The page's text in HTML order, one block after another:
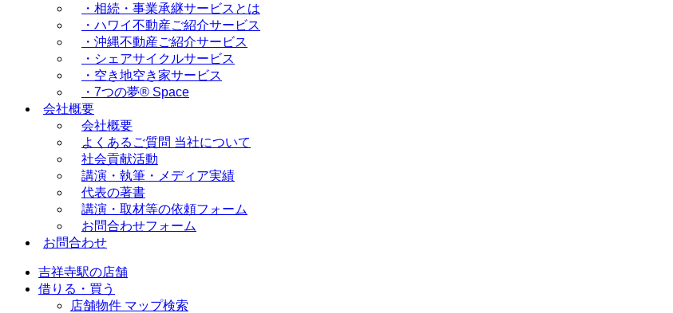
・相続・事業承継サービスとは
・ハワイ不動産ご紹介サービス
・沖縄不動産ご紹介サービス
・シェアサイクルサービス
・空き地空き家サービス
・7つの夢® Space
会社概要
会社概要
よくあるご質問 当社について
社会貢献活動
講演・執筆・メディア実績
代表の著書
講演・取材等の依頼フォーム
お問合わせフォーム
お問合わせ
吉祥寺駅の店舗
借りる・買う
店舗物件 マップ検索